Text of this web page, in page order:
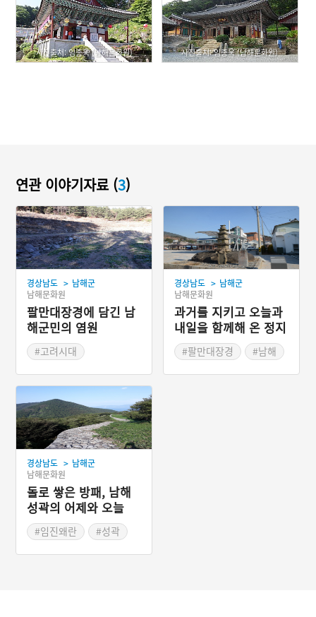
사진출처: 임종욱 (남해문화원) 사진출처: 임종욱 (남해문화원)
연관 이야기자료 (3)
경상남도 > 남해군
남해문화원
팔만대장경에 담긴 남
해군민의 염원
#고려시대
#몽골침입
#선원사지
#대장경판각
#분사남해대장도감
경상남도 > 남해군
남해문화원
과거를 지키고 오늘과
내일을 함께해 온 정지
석탑
#팔만대장경
#남해
경상남도 > 남해군
남해문화원
돌로 쌓은 방패, 남해
성곽의 어제와 오늘
#임진왜란
#성곽